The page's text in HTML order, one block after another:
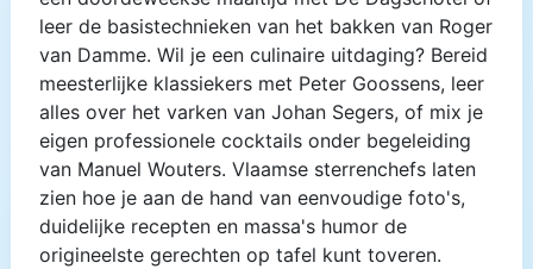
leer de basistechnieken van het bakken van Roger
van Damme. Wil je een culinaire uitdaging? Bereid
meesterlijke klassiekers met Peter Goossens, leer
alles over het varken van Johan Segers, of mix je
eigen professionele cocktails onder begeleiding
van Manuel Wouters. Vlaamse sterrenchefs laten
zien hoe je aan de hand van eenvoudige foto's,
duidelijke recepten en massa's humor de
origineelste gerechten op tafel kunt toveren.